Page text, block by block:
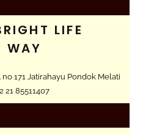
LIFE
WAY
no 171 Jatirahayu Pondok Melati
21 85511407